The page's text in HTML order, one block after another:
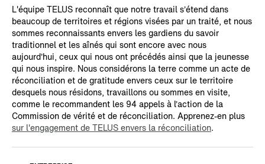
L'équipe TELUS reconnaît que notre travail s’étend dans
beaucoup de territoires et régions visées par un traité, et nous
sommes reconnaissants envers les gardiens du savoir
traditionnel et les aînés qui sont encore avec nous
aujourd’hui, ceux qui nous ont précédés ainsi que la jeunesse
qui nous inspire. Nous considérons la terre comme un acte de
réconciliation et de gratitude envers ceux sur le territoire
desquels nous résidons, travaillons ou sommes en visite,
comme le recommandent les 94 appels à l’action de la
Commission de vérité et de réconciliation. Apprenez-en plus
sur l'engagement de TELUS envers la réconciliation.